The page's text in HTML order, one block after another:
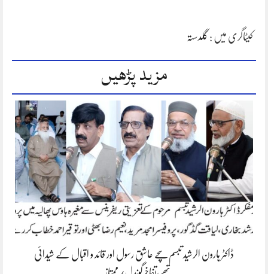
کیٹاگری میں : گلدستہ
مزید پڑھیں
ڈاکٹر ہارون الرشید تبسم سچے عاشق رسول اور قائد و اقبال کے شیدائی